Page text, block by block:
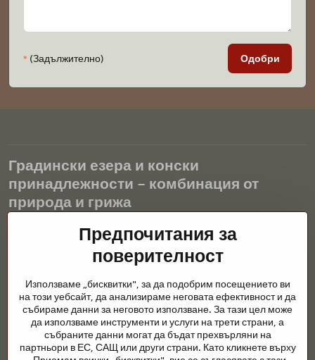
* (Задължително) Одобри
Градински езера и конски
принадлежности – комбинация от
природа и грижа
Градинските езера са красиво допълнение към всеки екстериор
и създават хармонична среда за релаксация и живот на водните
животни. Правилната технология, филтрацията и редовната
през цялата година. Също толкова важна е грижата за
животните, които са част от нашия живот.
Конете се нуждаят от висококачествени конски принадлежности,
правилно хранене и отговорни грижи, за да бъдат здрави, силни
и доволни. Независимо дали става въпрос за екипировка за
Предпочитания за
поверителност
Използваме „бисквитки", за да подобрим посещението ви
на този уебсайт, да анализираме неговата ефективност и да
събираме данни за неговото използване. За тази цел може
да използваме инструменти и услуги на трети страни, а
събраните данни могат да бъдат прехвърляни на
партньори в ЕС, САЩ или други страни. Като кликнете върху